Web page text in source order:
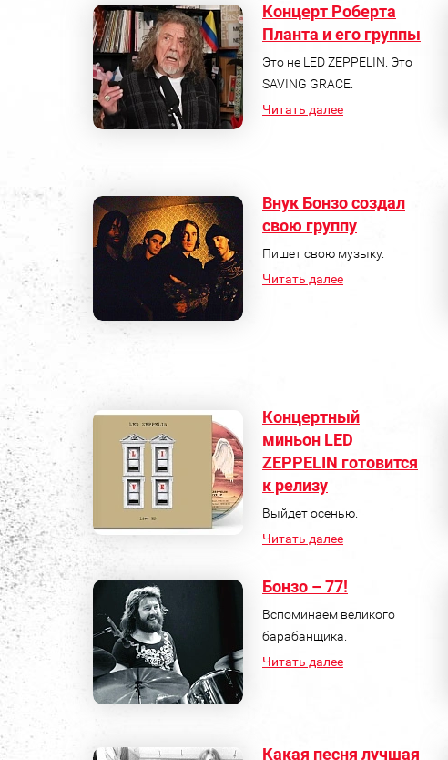
Концерт Роберта
Планта и его группы
Это не LED ZEPPELIN. Это
SAVING GRACE.
Читать далее
Внук Бонзо создал
свою группу
Пишет свою музыку.
Читать далее
Концертный
миньон LED
ZEPPELIN готовится
к релизу
Выйдет осенью.
Читать далее
Бонзо – 77!
Вспоминаем великого
барабанщика.
Читать далее
Какая песня лучшая